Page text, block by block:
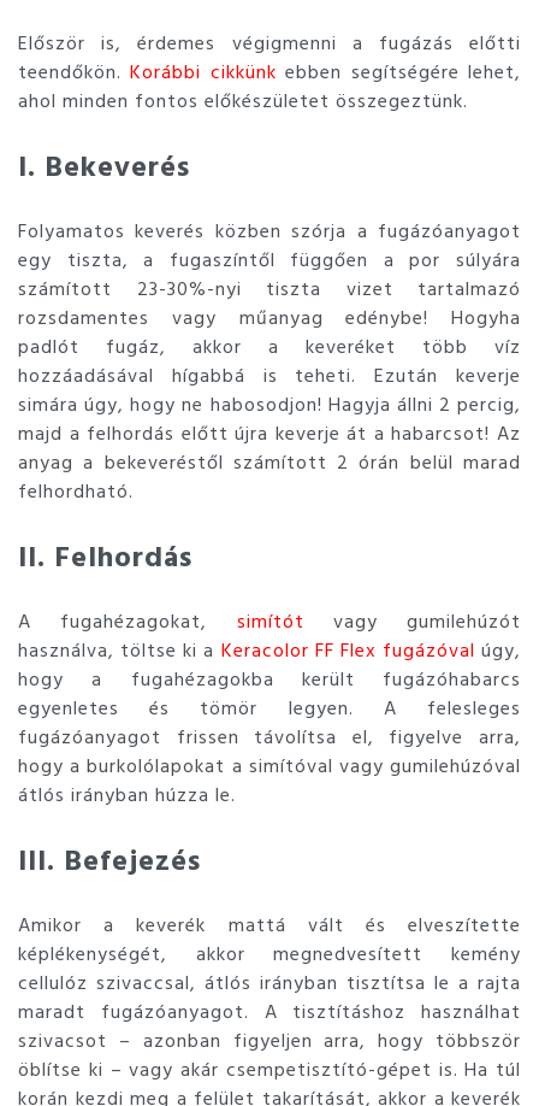
Először is, érdemes végigmenni a fugázás előtti
teendőkön.Korábbi cikkünk ebben segítségére lehet,
ahol minden fontos előkészületet összegeztünk.
I. Bekeverés
Folyamatos keverés közben szórja a fugázóanyagot
egy tiszta, a fugaszíntől függően a por súlyára
számított 23-30%-nyi tiszta vizet tartalmazó
rozsdamentes vagy műanyag edénybe! Hogyha
padlót fugáz, akkor a keveréket több víz
hozzáadásával hígabbá is teheti. Ezután keverje
simára úgy, hogy ne habosodjon! Hagyja állni 2 percig,
majd a felhordás előtt újra keverje át a habarcsot! Az
anyag a bekeveréstől számított 2 órán belül marad
felhordható.
II. Felhordás
A fugahézagokat, simítót vagy gumilehúzót
használva, töltse ki a Keracolor FF Flex fugázóval úgy,
hogy a fugahézagokba került fugázóhabarcs
egyenletes és tömör legyen. A felesleges
fugázóanyagot frissen távolítsa el, figyelve arra,
hogy a burkolólapokat a simítóval vagy gumilehúzóval
átlós irányban húzza le.
III. Befejezés
Amikor a keverék mattá vált és elveszítette
képlékenységét, akkor megnedvesített kemény
cellulóz szivaccsal, átlós irányban tisztítsa le a rajta
maradt fugázóanyagot. A tisztításhoz használhat
szivacsot – azonban figyeljen arra, hogy többször
öblítse ki – vagy akár csempetisztító-gépet is. Ha túl
korán kezdi meg a felület takarítását, akkor a keverék